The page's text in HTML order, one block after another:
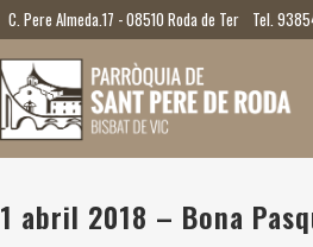
C. Pere Almeda.17 - 08510 Roda de Ter Tel.
1 abril 2018 – Bona